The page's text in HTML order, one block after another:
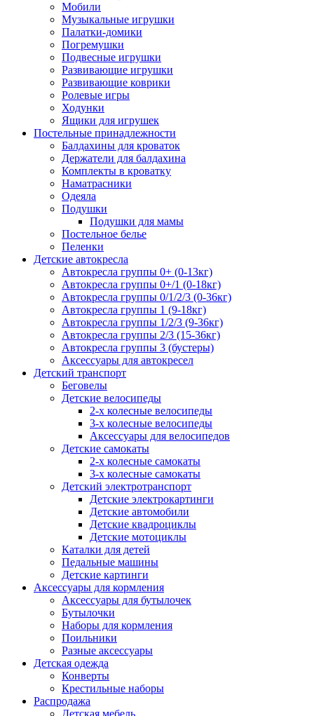
Мобили
Музыкальные игрушки
Палатки-домики
Погремушки
Подвесные игрушки
Развивающие игрушки
Развивающие коврики
Ролевые игры
Ходунки
Ящики для игрушек
Постельные принадлежности
Балдахины для кроваток
Держатели для балдахина
Комплекты в кроватку
Наматрасники
Одеяла
Подушки
Подушки для мамы
Постельное белье
Пеленки
Детские автокресла
Автокресла группы 0+ (0-13кг)
Автокресла группы 0+/1 (0-18кг)
Автокресла группы 0/1/2/3 (0-36кг)
Автокресла группы 1 (9-18кг)
Автокресла группы 1/2/3 (9-36кг)
Автокресла группы 2/3 (15-36кг)
Автокресла группы 3 (бустеры)
Аксессуары для автокресел
Детский транспорт
Беговелы
Детские велосипеды
2-х колесные велосипеды
3-х колесные велосипеды
Аксессуары для велосипедов
Детские самокаты
2-х колесные самокаты
3-х колесные самокаты
Детский электротранспорт
Детские электрокартинги
Детские автомобили
Детские квадроциклы
Детские мотоциклы
Каталки для детей
Педальные машины
Детские картинги
Аксессуары для кормления
Аксессуары для бутылочек
Бутылочки
Наборы для кормления
Поильники
Разные аксессуары
Детская одежда
Конверты
Крестильные наборы
Распродажа
Детская мебель